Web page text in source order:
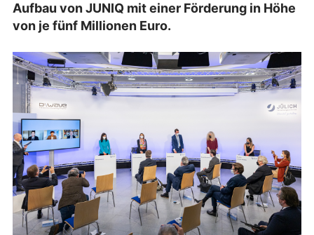
Aufbau von JUNIQ mit einer Förderung in Höhe
von je fünf Millionen Euro.